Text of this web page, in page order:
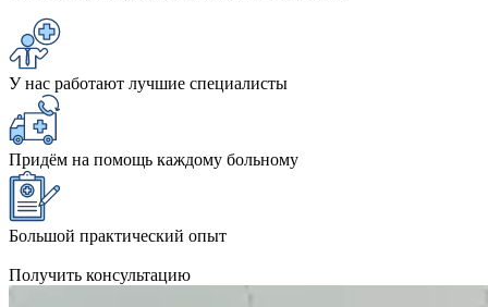
У нас работают лучшие специалисты
Придём на помощь каждому больному
Большой практический опыт
Получить консультацию